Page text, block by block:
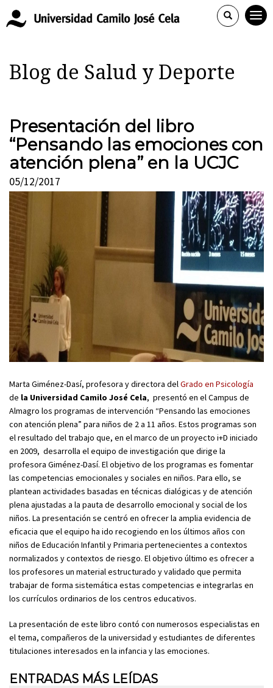
Blog de Salud y Deporte
Presentación del libro
“Pensando las emociones con
atención plena” en la UCJC
05/12/2017
Marta Giménez-Dasí, profesora y directora delGrado en Psicología
de la Universidad Camilo José Cela, presentó en el Campus de
Almagro los programas de intervención “Pensando las emociones
con atención plena” para niños de 2 a 11 años. Estos programas son
el resultado del trabajo que, en el marco de un proyecto i+D iniciado
en 2009, desarrolla el equipo de investigación que dirige la
profesora Giménez-Dasí. El objetivo de los programas es fomentar
las competencias emocionales y sociales en niños. Para ello, se
plantean actividades basadas en técnicas dialógicas y de atención
plena ajustadas a la pauta de desarrollo emocional y social de los
niños. La presentación se centró en ofrecer la amplia evidencia de
eficacia que el equipo ha ido recogiendo en los últimos años con
niños de Educación Infantil y Primaria pertenecientes a contextos
normalizados y contextos de riesgo. El objetivo último es ofrecer a
los profesores un material estructurado y validado que permita
trabajar de forma sistemática estas competencias e integrarlas en
los currículos ordinarios de los centros educativos.
La presentación de este libro contó con numerosos especialistas en
el tema, compañeros de la universidad y estudiantes de diferentes
titulaciones interesados en la infancia y las emociones.
ENTRADAS MÁS LEÍDAS